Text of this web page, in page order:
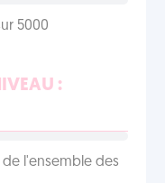
5000
:
de l'ensemble des